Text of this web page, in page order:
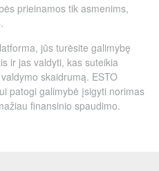
prieinamos tik asmenims,
jūs turėsite galimybę
ir jas valdyti, kas suteikia
skaidrumą. ESTO
patogi galimybė įsigyti norimas
finansinio spaudimo.